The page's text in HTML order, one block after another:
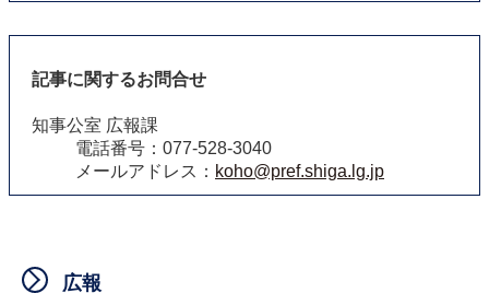
記事に関するお問合せ
知事公室 広報課
電話番号：077-528-3040
メールアドレス： koho@pref.shiga.lg.jp
広報